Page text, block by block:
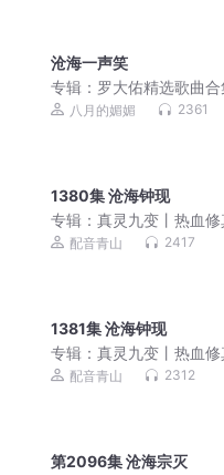
沧海一声笑
专辑： 罗大佑精选歌曲
歌曲｜超高清音质
八月的媚媚 2361
1380集 沧海钟现
专辑：真灵九变丨热血
多人有声剧
配音青山 2417
1381集 沧海钟现
专辑：真灵九变丨热血
多人有声剧
配音青山 2312
第2096集 沧海宗灭